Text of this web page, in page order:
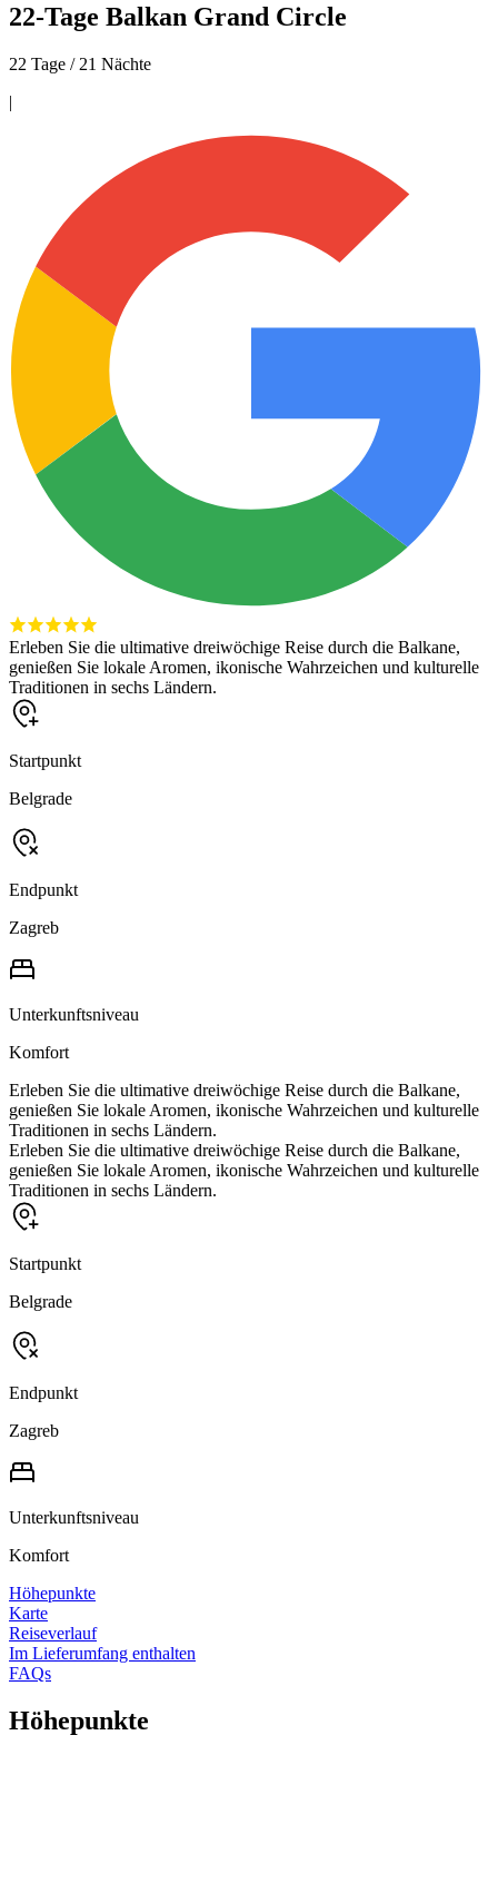
22-Tage Balkan Grand Circle
22 Tage / 21 Nächte
|
Erleben Sie die ultimative dreiwöchige Reise durch die Balkane,
genießen Sie lokale Aromen, ikonische Wahrzeichen und kulturelle
Traditionen in sechs Ländern.
Startpunkt
Belgrade
Endpunkt
Zagreb
Unterkunftsniveau
Komfort
Erleben Sie die ultimative dreiwöchige Reise durch die Balkane,
genießen Sie lokale Aromen, ikonische Wahrzeichen und kulturelle
Traditionen in sechs Ländern.
Erleben Sie die ultimative dreiwöchige Reise durch die Balkane,
genießen Sie lokale Aromen, ikonische Wahrzeichen und kulturelle
Traditionen in sechs Ländern.
Startpunkt
Belgrade
Endpunkt
Zagreb
Unterkunftsniveau
Komfort
Höhepunkte
Karte
Reiseverlauf
Im Lieferumfang enthalten
FAQs
Höhepunkte